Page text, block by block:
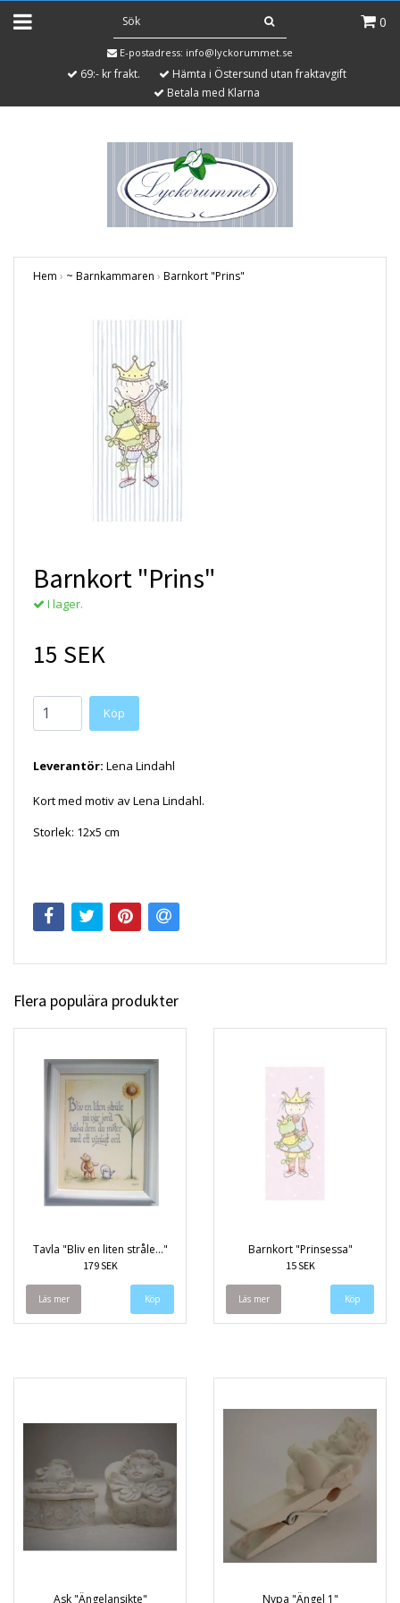
0
E-postadress: info@lyckorummet.se
69:- kr frakt.
Hämta i Östersund utan fraktavgift
Betala med Klarna
Hem › ~ Barnkammaren › Barnkort "Prins"
Barnkort "Prins"
I lager.
15 SEK
Köp
Leverantör: Lena Lindahl
Kort med motiv av Lena Lindahl.
Storlek: 12x5 cm
Flera populära produkter
Tavla "Bliv en liten stråle..."
179 SEK
Läs mer
Barnkort "Prinsessa"
15 SEK
Läs mer
Ask "Ängelansikte" Nypa "Ängel 1"